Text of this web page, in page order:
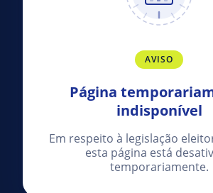
AVISO
Página
indisponível
Em respeito à legislação
esta página está
temporariamente.